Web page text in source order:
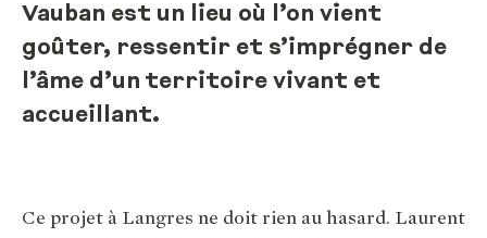
Vauban est un lieu où l’on vient
goûter, ressentir et s’imprégner de
l’âme d’un territoire vivant et
accueillant.
Ce projet à Langres ne doit rien au hasard. Laurent